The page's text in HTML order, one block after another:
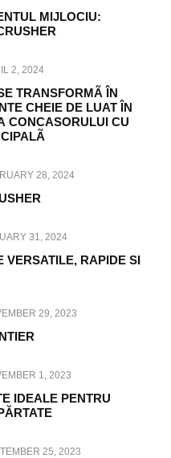
MIJLOCIU:
2, 2024
TRANSFORMÃ ÎN
CHEIE DE LUAT ÎN
CONCASORULUI CU
28, 2024
31, 2024
VERSATILE, RAPIDE SI
29, 2023
1, 2023
IDEALE PENTRU
25, 2023